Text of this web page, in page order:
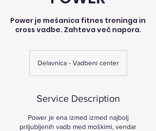
Power je mešanica fitnes treninga in
cross vadbe. Zahteva več napora.
Delavnica - Vadbeni center
Service Description
Power je ena izmed izmed najbolj
priljubljenih vadb med moškimi, vendar